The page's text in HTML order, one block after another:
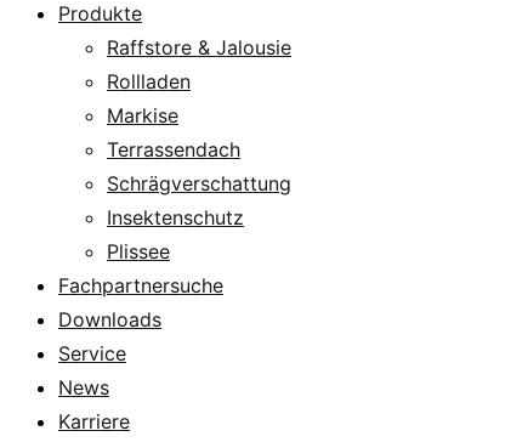
Produkte
Raffstore & Jalousie
Rollladen
Markise
Terrassendach
Schrägverschattung
Insektenschutz
Plissee
Fachpartnersuche
Downloads
Service
News
Karriere